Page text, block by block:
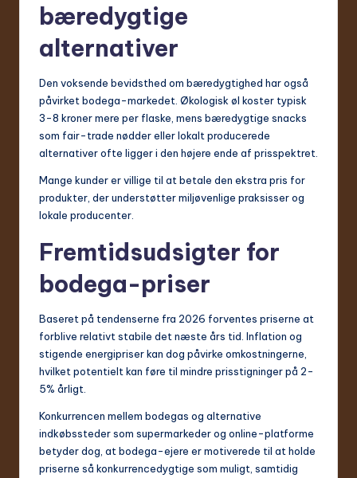
bæredygtige
alternativer
Den voksende bevidsthed om bæredygtighed har også
påvirket bodega-markedet. Økologisk øl koster typisk
3-8 kroner mere per flaske, mens bæredygtige snacks
som fair-trade nødder eller lokalt producerede
alternativer ofte ligger i den højere ende af prisspektret.
Mange kunder er villige til at betale den ekstra pris for
produkter, der understøtter miljøvenlige praksisser og
lokale producenter.
Fremtidsudsigter for
bodega-priser
Baseret på tendenserne fra 2026 forventes priserne at
forblive relativt stabile det næste års tid. Inflation og
stigende energipriser kan dog påvirke omkostningerne,
hvilket potentielt kan føre til mindre prisstigninger på 2-
5% årligt.
Konkurrencen mellem bodegas og alternative
indkøbssteder som supermarkeder og online-platforme
betyder dog, at bodega-ejere er motiverede til at holde
priserne så konkurrencedygtige som muligt, samtidig